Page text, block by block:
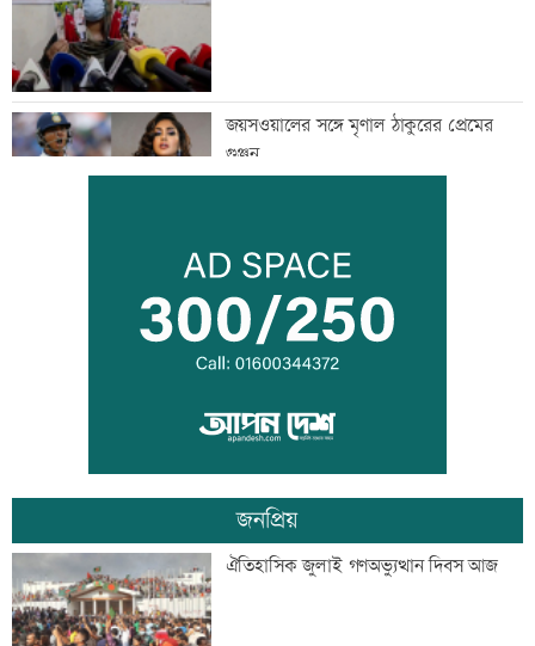
জয়সওয়ালের সঙ্গে মৃণাল ঠাকুরের প্রেমের
গুঞ্জন
ইউএনওদের মানুষের কল্যাণে কাজ করার
আহবান প্রধানমন্ত্রীর
কালীগঞ্জে ৩ মাদকসেবীকে কারাদণ্ড
স্বেচ্ছাসেবী ফোরামের মাসব্যাপী আবৃত্তি
চিত্রাঙ্কন প্রতিযোগিতা
জনপ্রিয়
ঐতিহাসিক জুলাই গণঅভ্যুত্থান দিবস আজ